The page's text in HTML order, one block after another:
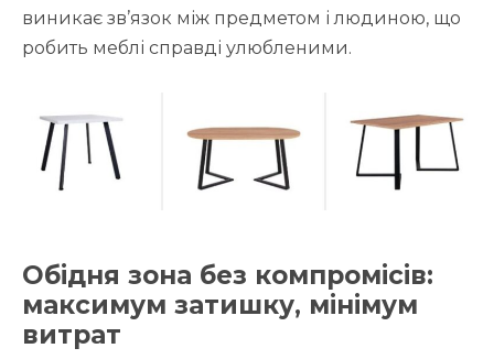
виникає зв’язок між предметом і людиною, що
робить меблі справді улюбленими.
Обідня зона без компромісів:
максимум затишку, мінімум
витрат